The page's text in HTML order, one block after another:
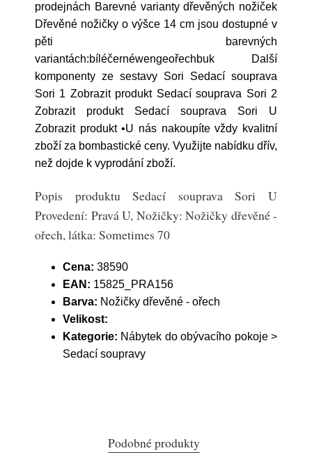
prodejnách Barevné varianty dřevěných nožiček
Dřevěné nožičky o výšce 14 cm jsou dostupné v
pěti barevných
variantách:bíléčernéwengeořechbuk Další
komponenty ze sestavy Sori Sedací souprava
Sori 1 Zobrazit produkt Sedací souprava Sori 2
Zobrazit produkt Sedací souprava Sori U
Zobrazit produkt •U nás nakoupíte vždy kvalitní
zboží za bombastické ceny. Využijte nabídku dřív,
než dojde k vyprodání zboží.
Popis produktu Sedací souprava Sori U
Provedení: Pravá U, Nožičky: Nožičky dřevěné -
ořech, látka: Sometimes 70
Cena: 38590
EAN: 15825_PRA156
Barva: Nožičky dřevěné - ořech
Velikost:
Kategorie: Nábytek do obývacího pokoje >
Sedací soupravy
Podobné produkty